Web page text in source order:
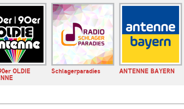
OLDIE
Schlagerparadies ANTENNE BAYERN